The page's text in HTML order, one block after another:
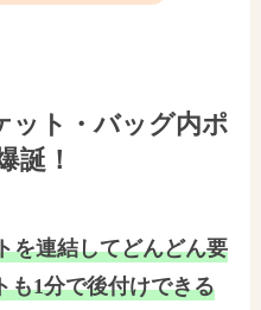
ット・バッグ内ポ
誕！
を連結してどんどん要
も1分で後付けできる